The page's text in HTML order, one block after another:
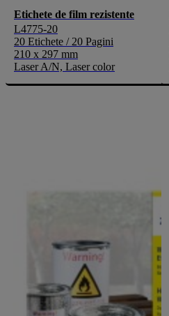
Etichete de film rezistente
L4775-20
20 Etichete / 20 Pagini
210 x 297 mm
Laser A/N, Laser color